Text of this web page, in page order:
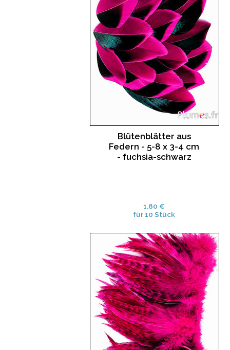
Blütenblätter aus
Federn - 5-8 x 3-4 cm
- fuchsia-schwarz
1.80 €
für 10 Stück